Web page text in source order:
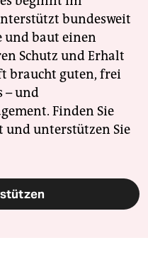
bundesweit
und baut einen
Schutz und Erhalt
braucht guten, frei
– und
Finden Sie
und unterstützen Sie